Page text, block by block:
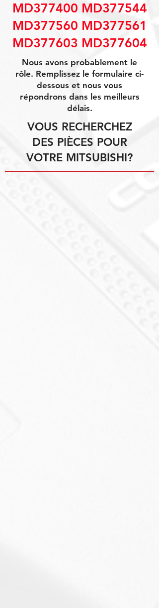
MD377400 MD377544
MD377560 MD377561
MD377603 MD377604
Nous avons probablement le
rôle. Remplissez le formulaire ci-
dessous et nous vous
répondrons dans les meilleurs
délais.
VOUS RECHERCHEZ
DES PIÈCES POUR
VOTRE MITSUBISHI?